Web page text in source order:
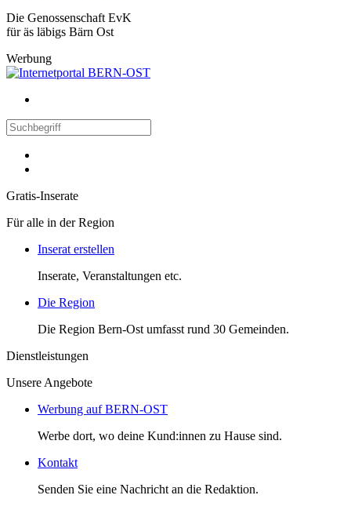
Die Genossenschaft EvK
für äs läbigs Bärn Ost
Werbung
Gratis-Inserate
Für alle in der Region
Inserat erstellen
Inserate, Veranstaltungen etc.
Die Region
Die Region Bern-Ost umfasst rund 30 Gemeinden.
Dienstleistungen
Unsere Angebote
Werbung auf BERN-OST
Werbe dort, wo deine Kund:innen zu Hause sind.
Kontakt
Senden Sie eine Nachricht an die Redaktion.